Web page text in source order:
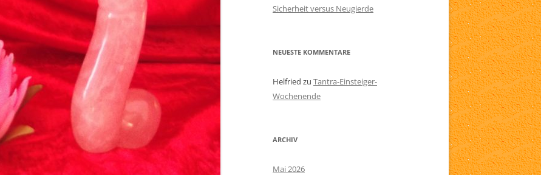
IS WHO? TANTRAMASSAGE FÜR PAARESicherheit versus Neugierde
NEUESTE KOMMENTARE
Helfried zu Tantra-Einsteiger-
Wochenende
ARCHIV
Mai 2026